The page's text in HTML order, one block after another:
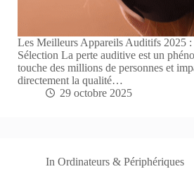
Les Meilleurs Appareils Auditifs 2025
Sélection La perte auditive est un
touche des millions de personnes et
directement la qualité…
29 octobre 2025
In Ordinateurs & Périphériques